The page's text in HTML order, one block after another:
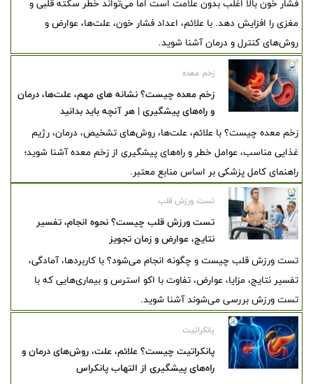
فشار خون بالا اغلب بدون علامت است اما می‌تواند خطر سکته قلبی و
مغزی را افزایش دهد. با علائم، اعداد فشار خون، علت‌ها، عوارض و
روش‌های کنترل و درمان آشنا شوید.
زخم معده
زخم معده چیست؟ نشانه های مهم، علت‌ها، درمان
و راه‌های پیشگیری | هر آنچه باید بدانید
زخم معده چیست؟ با علائم، علت‌ها، روش‌های تشخیص، درمان، رژیم
غذایی مناسب، عوامل خطر و راه‌های پیشگیری از زخم معده آشنا شوید؛
راهنمای کامل پزشکی بر اساس منابع معتبر.
تست ورزش قلب
تست ورزش قلب چیست؟ نحوه انجام، تفسیر
نتایج، عوارض و زمان تجویز
تست ورزش قلب چیست و چگونه انجام می‌شود؟ با کاربردها، آمادگی،
تفسیر نتایج، مزایا، عوارض، تفاوت با اکو استرس و بیماری‌هایی که با
تست ورزش بررسی می‌شوند آشنا شوید.
پانکراتیت
پانکراتیت چیست؟ علائم، علت، روش‌های درمان و
راه‌های پیشگیری از التهاب پانکراس